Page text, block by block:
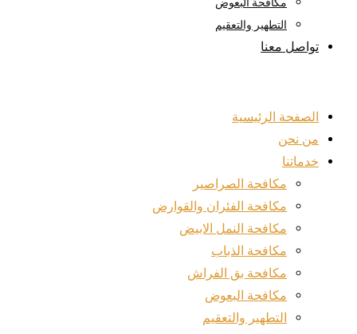
التطهير والتعقيم
تواصل معنا
الصفحة الرئيسية
من نحن
خدماتنا
مكافحة الصراصير
مكافحة الفئران والقوارض
مكافحة النمل الابيض
مكافحة الذباب
مكافحة بق الفراش
مكافحة البعوض
التطهير والتعقيم